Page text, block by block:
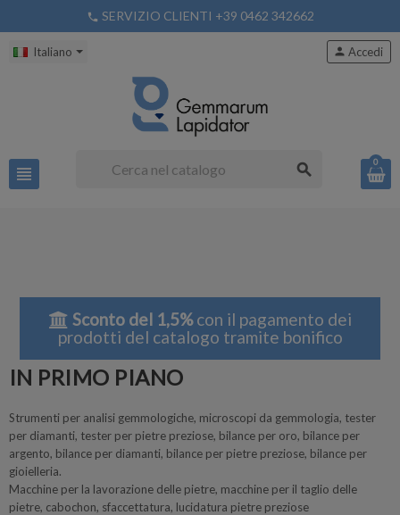
phone SERVIZIO CLIENTI +39 0462 342662
Italiano
view_headline search
person Accedi
0
Sconto del 1,5%con il pagamento dei
prodotti del catalogo tramite bonifico
IN PRIMO PIANO
Strumenti per analisi gemmologiche, microscopi da gemmologia, tester
per diamanti, tester per pietre preziose, bilance per oro, bilance per
argento, bilance per diamanti, bilance per pietre preziose, bilance per
gioielleria.
Macchine per la lavorazione delle pietre, macchine per il taglio delle
pietre, cabochon, sfaccettatura, lucidatura pietre preziose